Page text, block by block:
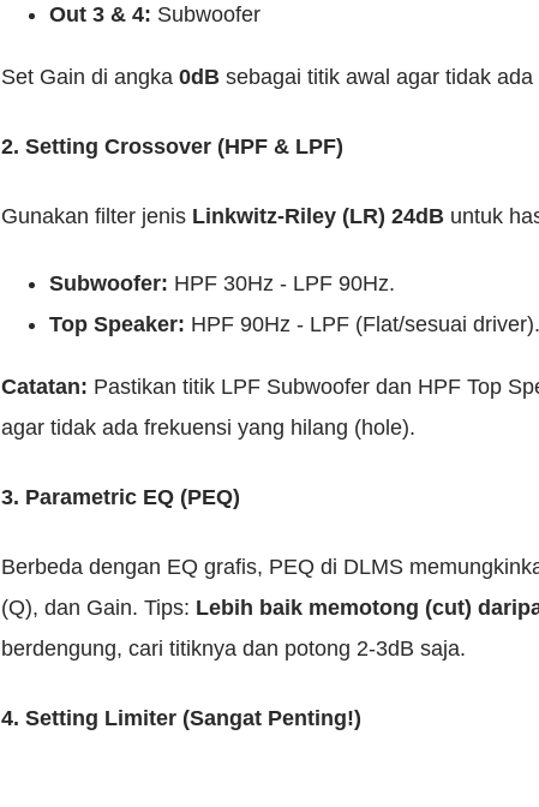
Out 3 & 4: Subwoofer
Set Gain di angka 0dBsebagai titik awal agar tidak
2. Setting Crossover (HPF & LPF)
Gunakan filter jenis Linkwitz-Riley (LR) 24dBuntuk
Subwoofer: HPF 30Hz - LPF 90Hz.
Top Speaker: HPF 90Hz - LPF (Flat/sesuai driver).
Catatan: Pastikan titik LPF Subwoofer dan HPF Top
agar tidak ada frekuensi yang hilang (hole).
3. Parametric EQ (PEQ)
Berbeda dengan EQ grafis, PEQ di DLMS
(Q), dan Gain. Tips: Lebih baik memotong (cut)
berdengung, cari titiknya dan potong 2-3dB saja.
4. Setting Limiter (Sangat Penting!)